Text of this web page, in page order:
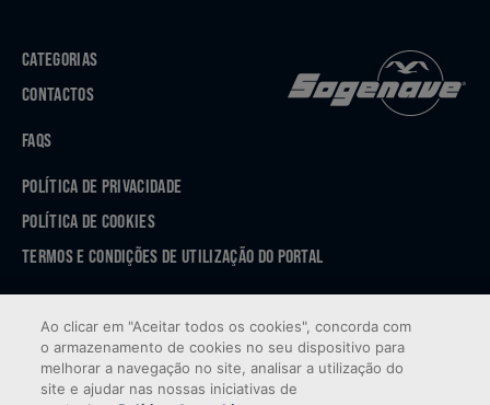
CATEGORIAS
CONTACTOS
FAQS
POLÍTICA DE PRIVACIDADE
POLÍTICA DE COOKIES
TERMOS E CONDIÇÕES DE UTILIZAÇÃO DO PORTAL
GOOGLE PLAY
Ao clicar em "Aceitar todos os cookies", concorda com
o armazenamento de cookies no seu dispositivo para
melhorar a navegação no site, analisar a utilização do
site e ajudar nas nossas iniciativas de